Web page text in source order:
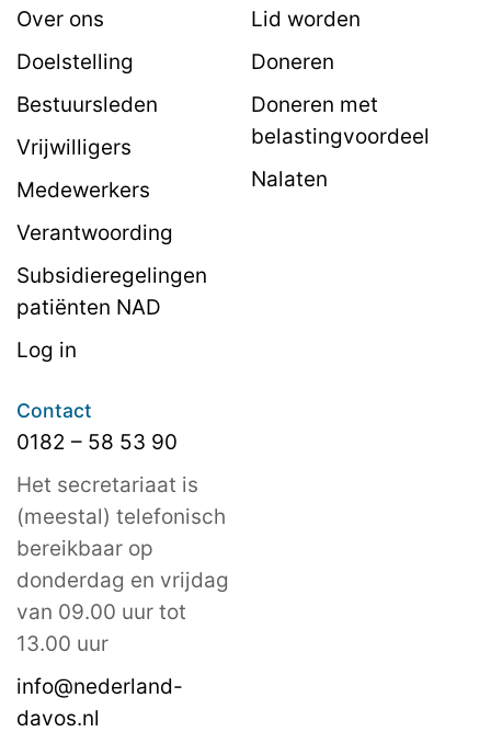
Over ons
Doelstelling
Bestuursleden
Vrijwilligers
Medewerkers
Verantwoording
Subsidieregelingen
patiënten NAD
Log in
Lid worden
Doneren
Doneren met
belastingvoordeel
Nalaten
Contact
0182 – 58 53 90
Het secretariaat is
(meestal) telefonisch
bereikbaar op
donderdag en vrijdag
van 09.00 uur tot
13.00 uur
info@nederland-
davos.nl